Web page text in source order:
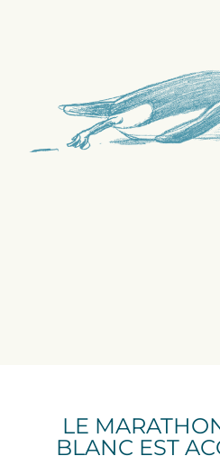
LE
BLANC EST